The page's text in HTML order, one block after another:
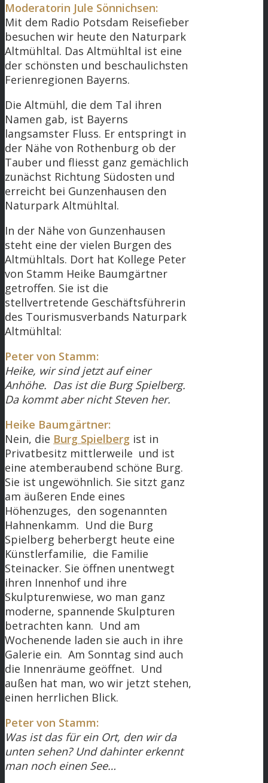
Moderatorin Jule Sönnichsen:
Mit dem Radio Potsdam Reisefieber
besuchen wir heute den Naturpark
Altmühltal. Das Altmühltal ist eine
der schönsten und beschaulichsten
Ferienregionen Bayerns.
Die Altmühl, die dem Tal ihren
Namen gab, ist Bayerns
langsamster Fluss. Er entspringt in
der Nähe von Rothenburg ob der
Tauber und fliesst ganz gemächlich
zunächst Richtung Südosten und
erreicht bei Gunzenhausen den
Naturpark Altmühltal.
In der Nähe von Gunzenhausen
steht eine der vielen Burgen des
Altmühltals. Dort hat Kollege Peter
von Stamm Heike Baumgärtner
getroffen. Sie ist die
stellvertretende Geschäftsführerin
des Tourismusverbands Naturpark
Altmühltal:
Peter von Stamm:
Heike, wir sind jetzt auf einer
Anhöhe. Das ist die Burg Spielberg.
Da kommt aber nicht Steven her.
Heike Baumgärtner:
Nein, die Burg Spielberg ist in
Privatbesitz mittlerweile und ist
eine atemberaubend schöne Burg.
Sie ist ungewöhnlich. Sie sitzt ganz
am äußeren Ende eines
Höhenzuges, den sogenannten
Hahnenkamm. Und die Burg
Spielberg beherbergt heute eine
Künstlerfamilie, die Familie
Steinacker. Sie öffnen unentwegt
ihren Innenhof und ihre
Skulpturenwiese, wo man ganz
moderne, spannende Skulpturen
betrachten kann. Und am
Wochenende laden sie auch in ihre
Galerie ein. Am Sonntag sind auch
die Innenräume geöffnet. Und
außen hat man, wo wir jetzt stehen,
einen herrlichen Blick.
Peter von Stamm:
Was ist das für ein Ort, den wir da
unten sehen? Und dahinter erkennt
man noch einen See…